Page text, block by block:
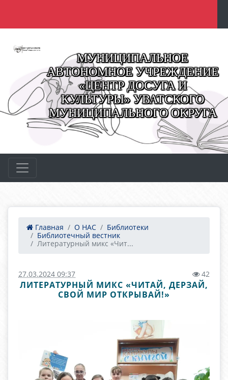
МУНИЦИПАЛЬНОЕ
АВТОНОМНОЕ УЧРЕЖДЕНИЕ
«ЦЕНТР ДОСУГА И
КУЛЬТУРЫ» УВАТСКОГО
МУНИЦИПАЛЬНОГО ОКРУГА
Главная О НАС
Библиотеки
Библиотечный вестник
Литературный микс «Чит...
27.03.2024 09:37 42
ЛИТЕРАТУРНЫЙ МИКС «ЧИТАЙ, ДЕРЗАЙ,
СВОЙ МИР ОТКРЫВАЙ!»